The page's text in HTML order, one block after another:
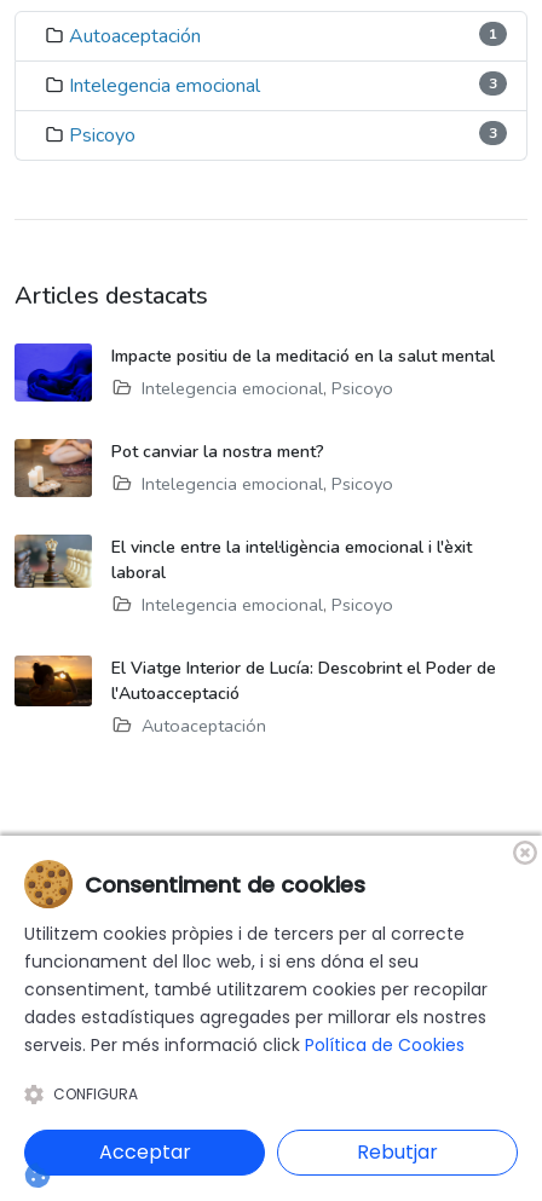
Autoaceptación 1
Intelegencia emocional 3
Psicoyo 3
Articles destacats
Impacte positiu de la meditació en la salut mental
Intelegencia emocional, Psicoyo
Pot canviar la nostra ment?
Intelegencia emocional, Psicoyo
El vincle entre la intel·ligència emocional i l'èxit
laboral
Intelegencia emocional, Psicoyo
El Viatge Interior de Lucía: Descobrint el Poder de
l'Autoacceptació
Autoaceptación
drets reservats |
Blaupixel.com
Consentiment de cookies
Utilitzem cookies pròpies i de tercers per al correcte
funcionament del lloc web, i si ens dóna el seu
consentiment, també utilitzarem cookies per recopilar
dades estadístiques agregades per millorar els nostres
serveis. Per més informació click Política de Cookies
CONFIGURA
Acceptar Rebutjar